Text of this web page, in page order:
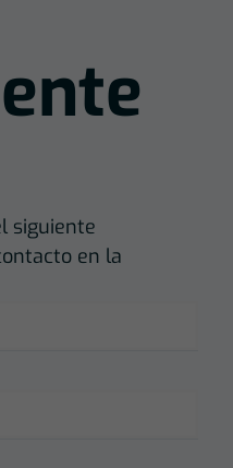
siguiente
en la